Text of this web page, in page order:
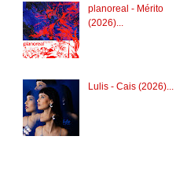
planoreal - Mérito
(2026)...
Lulis - Cais (2026)...